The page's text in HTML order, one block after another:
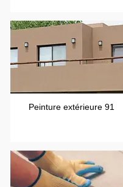
Peinture extérieure 91